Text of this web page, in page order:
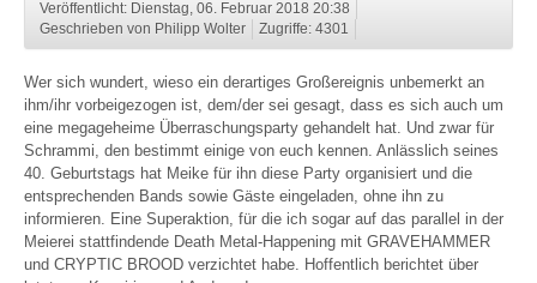
Veröffentlicht: Dienstag, 06. Februar 2018 20:38
Geschrieben von Philipp Wolter
Zugriffe: 4301
Wer sich wundert, wieso ein derartiges Großereignis unbemerkt an
ihm/ihr vorbeigezogen ist, dem/der sei gesagt, dass es sich auch um
eine megageheime Überraschungsparty gehandelt hat. Und zwar für
Schrammi, den bestimmt einige von euch kennen. Anlässlich seines
40. Geburtstags hat Meike für ihn diese Party organisiert und die
entsprechenden Bands sowie Gäste eingeladen, ohne ihn zu
informieren. Eine Superaktion, für die ich sogar auf das parallel in der
Meierei stattfindende Death Metal-Happening mit GRAVEHAMMER
und CRYPTIC BROOD verzichtet habe. Hoffentlich berichtet über